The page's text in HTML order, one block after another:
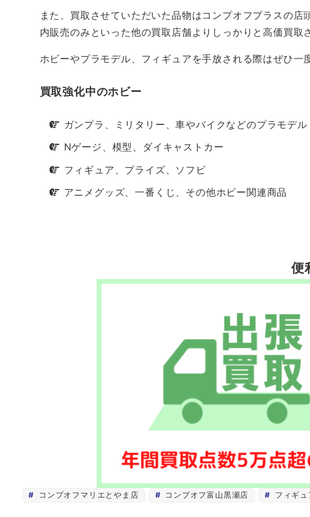
また、買取させていただいた品物はコンプオフプラスの
内販売のみといった他の買取店舗よりしっかりと高価買取
ホビーやプラモデル、フィギュアを手放される際はぜひ一
買取強化中のホビー
ガンプラ、ミリタリー、車やバイクなどのプラモデル
Nゲージ、模型、ダイキャストカー
フィギュア、プライズ、ソフビ
アニメグッズ、一番くじ、その他ホビー関連商品
便
コンプオフマリエとやま店 コンプオフ富山黒瀬店 フィギュ